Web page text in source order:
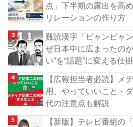
点」下半期の露出を高
リレーションの作り方
難読漢字「ビャンビャ
ぜ日本中に広まったの
い”を“話題”に変える仕
【広報担当者必読】メ
用、やっていいこと・
代の注意点も解説
【新版】テレビ番組の